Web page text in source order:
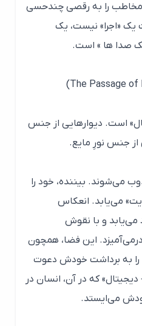
را به رقصی چندحسی
نیست، یک
ها » است.
است. دیوارهایی از جنس
نورِ مایع.
بیننده، خود را
می‌یابد. انعکاس
و با نقوش
این فضا، همچون
به برداشت خودش دعوت
که در آن، انسان در
می‌ایستد.